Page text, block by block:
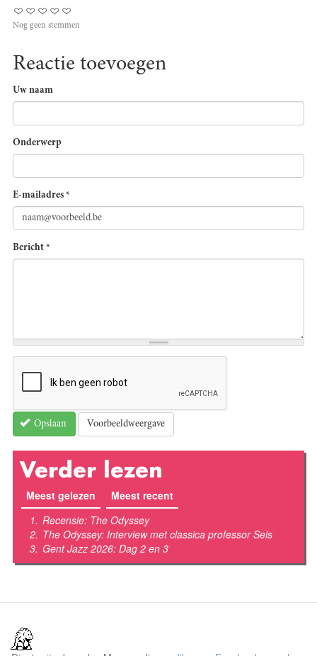
Nog geen stemmen
Reactie toevoegen
Uw naam
Onderwerp
E-mailadres *
Bericht *
Opslaan Voorbeeldweergave
Verder lezen
Meest gelezen (actieve tabblad)
Meest recent
Recensie: The Odyssey
The Odyssey: Interview met classica professor Sels
Gent Jazz 2026: Dag 2 en 3